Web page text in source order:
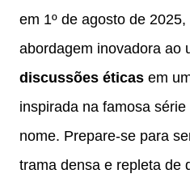
em 1º de agosto de
abordagem inovadora ao
discussões éticas em
inspirada na famosa
nome. Prepare-se para
trama densa e repleta de